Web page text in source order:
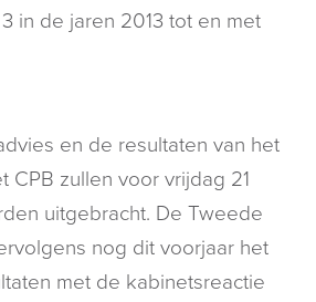
in de jaren 2013 tot en met
en de resultaten van het
CPB zullen voor vrijdag 21
uitgebracht. De Tweede
nog dit voorjaar het
met de kabinetsreactie